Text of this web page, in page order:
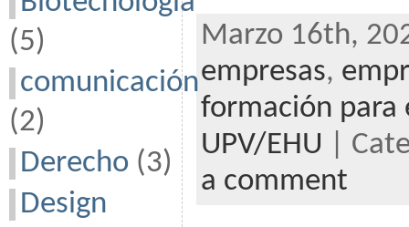
(5)
comunicación
(2)
Derecho (3)
Design
Marzo 16th,
empresas,
formación para
UPV/EHU |
a comment